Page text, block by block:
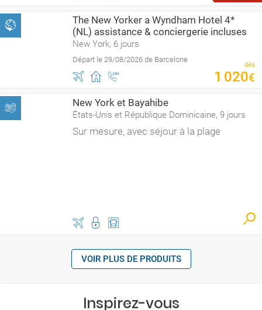
The New Yorker a Wyndham Hotel 4*
(NL) assistance & conciergerie incluses
New York, 6 jours
Départ le 29/08/2026 de Barcelone
dès
1 020€
New York et Bayahibe
États-Unis et République Dominicaine, 9 jours
Sur mesure, avec séjour à la plage
VOIR PLUS DE PRODUITS
Inspirez-vous